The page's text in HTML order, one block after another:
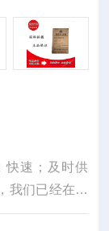
快速；及时供
量方面，从未